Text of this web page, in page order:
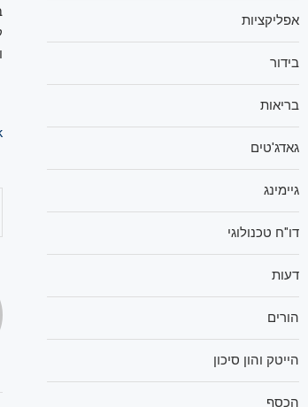
אפליקציות
בידור
בריאות
גאדג'טים
גיימינג
דו"ח טכנולוגי
דעות
הורים
הייטק והון סיכון
הכסף